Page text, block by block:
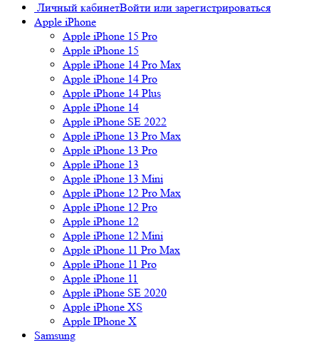
Личный кабинетВойти или зарегистрироваться
Apple iPhone
Apple iPhone 15 Pro
Apple iPhone 15
Apple iPhone 14 Pro Max
Apple iPhone 14 Pro
Apple iPhone 14 Plus
Apple iPhone 14
Apple iPhone SE 2022
Apple iPhone 13 Pro Max
Apple iPhone 13 Pro
Apple iPhone 13
Apple iPhone 13 Mini
Apple iPhone 12 Pro Max
Apple iPhone 12 Pro
Apple iPhone 12
Apple iPhone 12 Mini
Apple iPhone 11 Pro Max
Apple iPhone 11 Pro
Apple iPhone 11
Apple iPhone SE 2020
Apple iPhone XS
Apple IPhone X
Samsung